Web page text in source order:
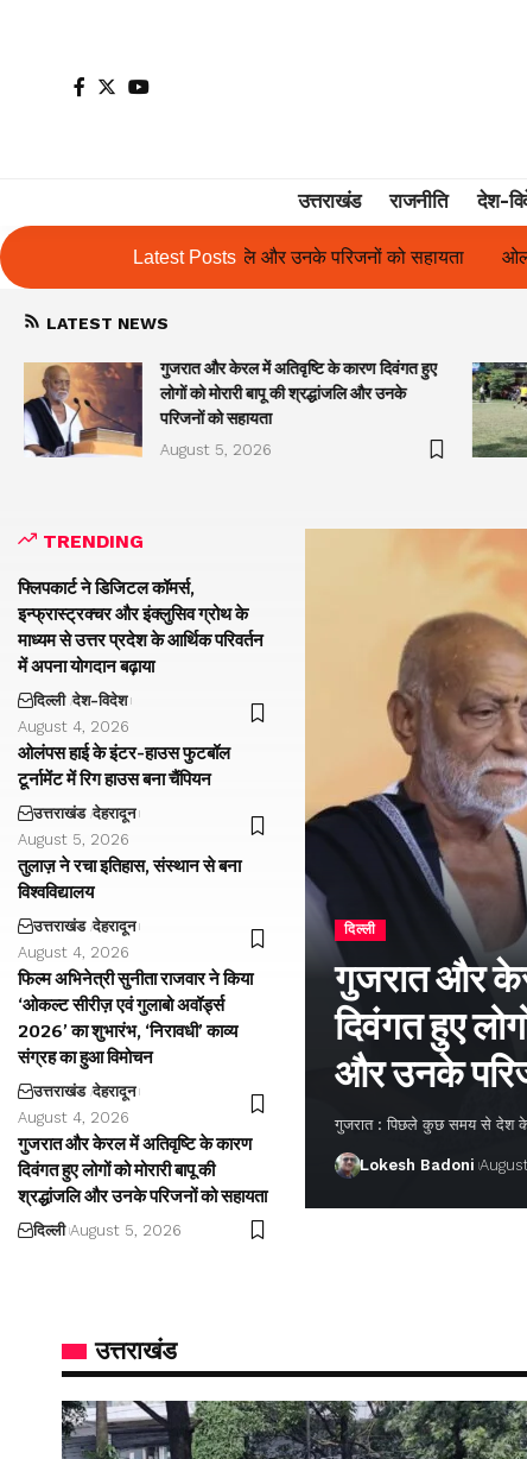
उत्तराखंड राजनीति देश-
Latest Posts
परिजनों को सहायता ओलंपस हाई के इंटर-हाउस फुटबॉल टूर्नामेंट में
LATEST NEWS
गुजरात और केरल में अतिवृष्टि के कारण दिवंगत हुए
लोगों को मोरारी बापू की श्रद्धांजलि और उनके
परिजनों को सहायता
August 5, 2026
TRENDING
फ्लिपकार्ट ने डिजिटल कॉमर्स,
इन्फ्रास्ट्रक्चर और इंक्लुसिव ग्रोथ के
माध्यम से उत्तर प्रदेश के आर्थिक परिवर्तन
में अपना योगदान बढ़ाया
दिल्ली देश-विदेश
August 4, 2026
ओलंपस हाई के इंटर-हाउस फुटबॉल
टूर्नामेंट में रिग हाउस बना चैंपियन
उत्तराखंड देहरादून
August 5, 2026
तुलाज़ ने रचा इतिहास, संस्थान से बना
विश्वविद्यालय
उत्तराखंड देहरादून
August 4, 2026
फिल्म अभिनेत्री सुनीता राजवार ने किया
‘ओकल्ट सीरीज़ एवं गुलाबो अवॉर्ड्स
2026’ का शुभारंभ, ‘निरावधी’ काव्य
संग्रह का हुआ विमोचन
उत्तराखंड देहरादून
August 4, 2026
गुजरात और केरल में अतिवृष्टि के कारण
दिवंगत हुए लोगों को मोरारी बापू की
श्रद्धांजलि और उनके परिजनों को सहायता
दिल्ली August 5, 2026
दिल्ली
गुजरात और
दिवंगत हुए
और उनके
गुजरात : पिछले कुछ समय से देश के
Lokesh Badoni
उत्तराखंड